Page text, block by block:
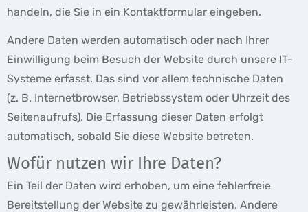
handeln, die Sie in ein Kontaktformular eingeben.
Andere Daten werden automatisch oder nach Ihrer
Einwilligung beim Besuch der Website durch unsere IT-
Systeme erfasst. Das sind vor allem technische Daten
(z. B. Internetbrowser, Betriebssystem oder Uhrzeit des
Seitenaufrufs). Die Erfassung dieser Daten erfolgt
automatisch, sobald Sie diese Website betreten.
Wofür nutzen wir Ihre Daten?
Ein Teil der Daten wird erhoben, um eine fehlerfreie
Bereitstellung der Website zu gewährleisten. Andere